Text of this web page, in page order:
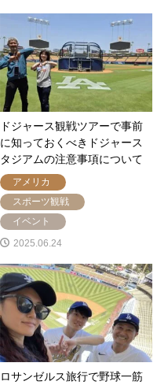
ドジャース観戦ツアーで事前
に知っておくべきドジャース
タジアムの注意事項について
アメリカ
スポーツ観戦
イベント
2025.06.24
ロサンゼルス旅行で野球一筋